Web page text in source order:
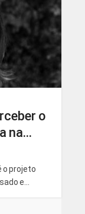
o
na...
o projeto
e...